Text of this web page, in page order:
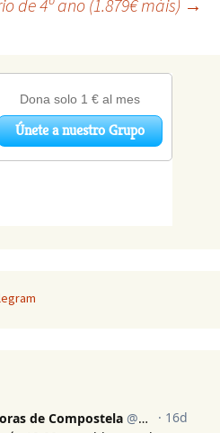
de 4º ano (1.879€ máis) →